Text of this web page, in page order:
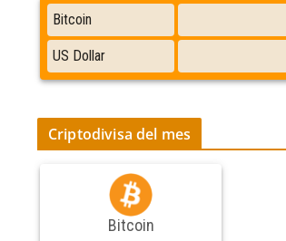
Criptodivisa del mes
Bitcoin